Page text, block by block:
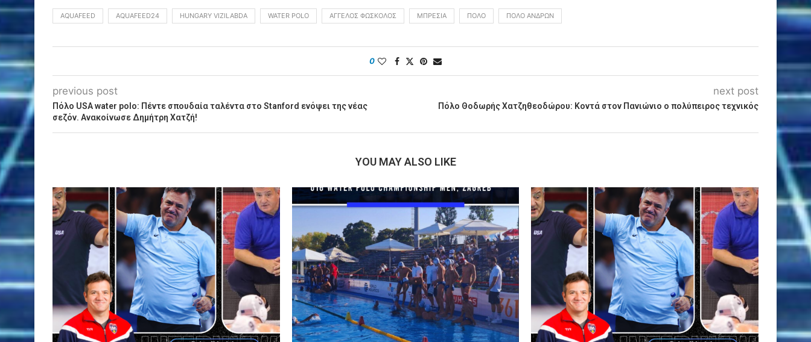
AQUAFEED AQUAFEED24 HUNGARY VIZILABDA WATER POLO ΆΓΓΕΛΟΣ ΦΏΣΚΟΛΟΣ ΜΠΡΈΣΙΑ ΠΌΛΟ ΠΌΛΟ ΑΝΔΡΏΝ
0
previous post
Πόλο USA water polo: Πέντε σπουδαία ταλέντα στο Stanford ενόψει της νέας
σεζόν. Ανακοίνωσε Δημήτρη Χατζή!
next post
Πόλο Θοδωρής Χατζηθεοδώρου: Κοντά στον Πανιώνιο ο πολύπειρος τεχνικός
YOU MAY ALSO LIKE